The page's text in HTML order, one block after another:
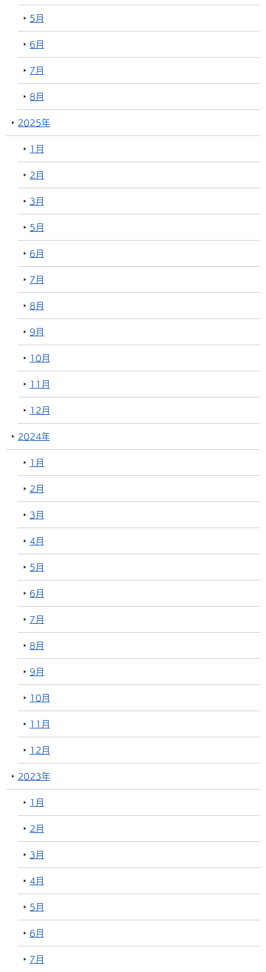
5月
6月
7月
8月
2025年
1月
2月
3月
5月
6月
7月
8月
9月
10月
11月
12月
2024年
1月
2月
3月
4月
5月
6月
7月
8月
9月
10月
11月
12月
2023年
1月
2月
3月
4月
5月
6月
7月